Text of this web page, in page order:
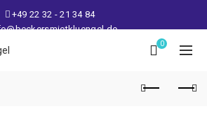
+49 22 32 - 21 34 84
1 - 50389 Wesseling
- Fr: 9 – 17 Uhr, Sa: 9 – 12 Uhr
0